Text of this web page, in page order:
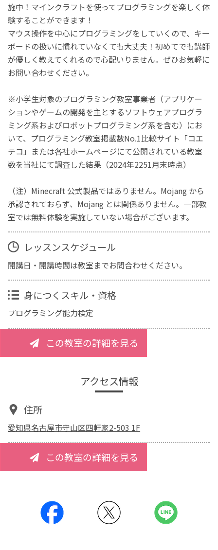
施中！マインクラフトを使ってプログラミングを楽しく体
験することができます！
マウス操作を中心にプログラミングをしていくので、キー
ボードの扱いに慣れていなくても大丈夫！初めてでも講師
が優しく教えてくれるので心配いりません。ぜひお気軽に
お問い合わせください。
※小学生対象のプログラミング教室事業者（アプリケー
ションやゲームの開発を主とするソフトウェアプログラ
ミング系およびロボットプログラミング系を含む）にお
いて、プログラミング教室掲載数No.1比較サイト「コエ
テコ」または各社ホームページにて公開されている教室
数を当社にて調査した結果（2024年2251月末時点）
（注）Minecraft 公式製品ではありません。Mojang から
承認されておらず、Mojang とは関係ありません。一部教
室では無料体験を実施していない場合がございます。
レッスンスケジュール
開講日・開講時間は教室までお問合わせください。
身につくスキル・資格
プログラミング能力検定
この教室の詳細を見る
アクセス情報
住所
愛知県名古屋市守山区四軒家2-503 1F
この教室の詳細を見る